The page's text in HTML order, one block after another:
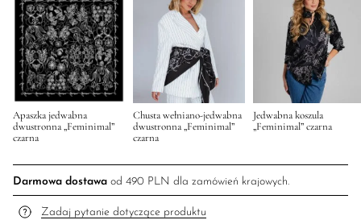
Apaszka jedwabna
dwustronna „Feminimal”
czarna
Chusta wełniano-jedwabna
dwustronna „Feminimal”
czarna
Jedwabna koszula
„Feminimal” czarna
Darmowa dostawa od 490 PLN dla zamówień krajowych.
Zadaj pytanie dotyczące produktu